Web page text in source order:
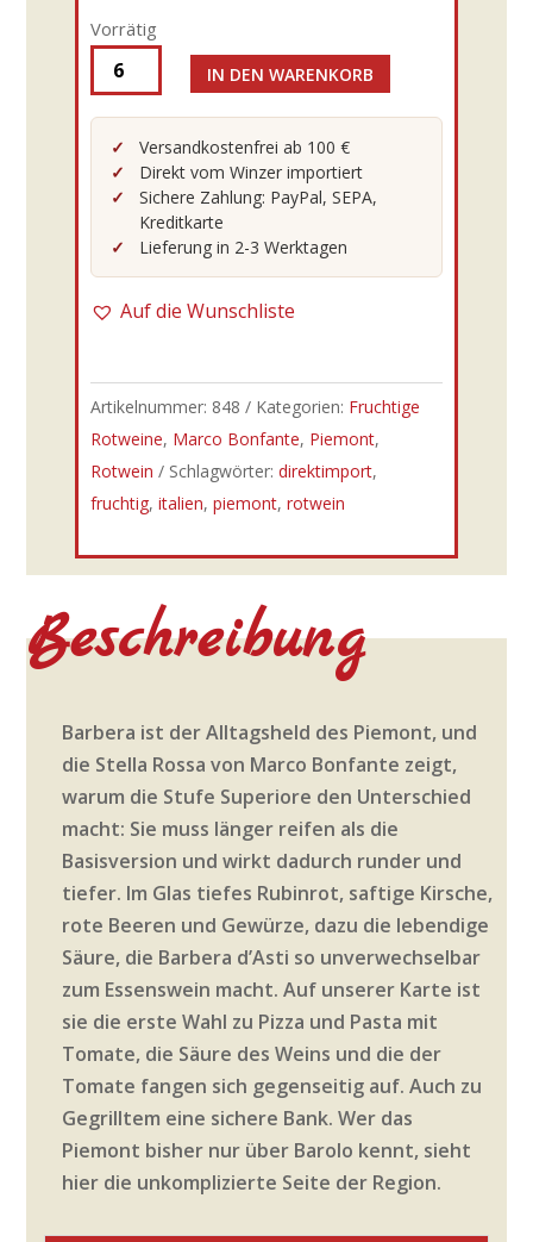
Vorrätig
Marco
Bonfante
2022er
rossa
Barbera
d’Asti
0,75l
Menge
IN DEN WARENKORB
Versandkostenfrei ab 100 €
Direkt vom Winzer importiert
Sichere Zahlung: PayPal, SEPA,
Kreditkarte
Lieferung in 2-3 Werktagen
Auf die Wunschliste
Artikelnummer: 848 Kategorien: Fruchtige
Rotweine, Marco Bonfante, Piemont,
Rotwein
Schlagwörter: direktimport,
fruchtig, italien, piemont, rotwein
Beschreibung
Barbera ist der Alltagsheld des Piemont, und
die Stella Rossa von Marco Bonfante zeigt,
warum die Stufe Superiore den Unterschied
macht: Sie muss länger reifen als die
Basisversion und wirkt dadurch runder und
tiefer. Im Glas tiefes Rubinrot, saftige Kirsche,
rote Beeren und Gewürze, dazu die lebendige
Säure, die Barbera d’Asti so unverwechselbar
zum Essenswein macht. Auf unserer Karte ist
sie die erste Wahl zu Pizza und Pasta mit
Tomate, die Säure des Weins und die der
Tomate fangen sich gegenseitig auf. Auch zu
Gegrilltem eine sichere Bank. Wer das
Piemont bisher nur über Barolo kennt, sieht
hier die unkomplizierte Seite der Region.